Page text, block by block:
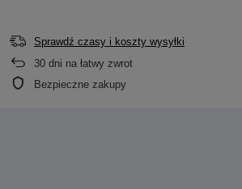
Sprawdź czasy i koszty wysyłki
30 dni na łatwy zwrot
Bezpieczne zakupy